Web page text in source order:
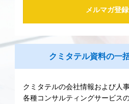
メルマガ登
クミタテル資料の一
クミタテルの会社情報および人
各種コンサルティングサービス